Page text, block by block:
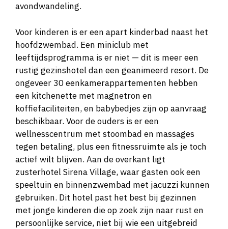
avondwandeling.
Voor kinderen is er een apart kinderbad naast het
hoofdzwembad. Een miniclub met
leeftijdsprogramma is er niet — dit is meer een
rustig gezinshotel dan een geanimeerd resort. De
ongeveer 30 eenkamerappartementen hebben
een kitchenette met magnetron en
koffiefaciliteiten, en babybedjes zijn op aanvraag
beschikbaar. Voor de ouders is er een
wellnesscentrum met stoombad en massages
tegen betaling, plus een fitnessruimte als je toch
actief wilt blijven. Aan de overkant ligt
zusterhotel Sirena Village, waar gasten ook een
speeltuin en binnenzwembad met jacuzzi kunnen
gebruiken. Dit hotel past het best bij gezinnen
met jonge kinderen die op zoek zijn naar rust en
persoonlijke service, niet bij wie een uitgebreid